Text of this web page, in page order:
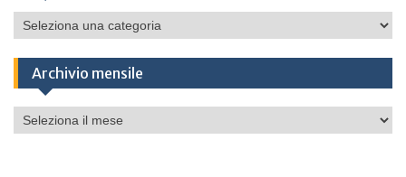
Categorie
Archivio mensile
Archivio
mensile